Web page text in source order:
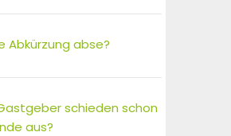
Abkürzung abse?
schieden schon
aus?